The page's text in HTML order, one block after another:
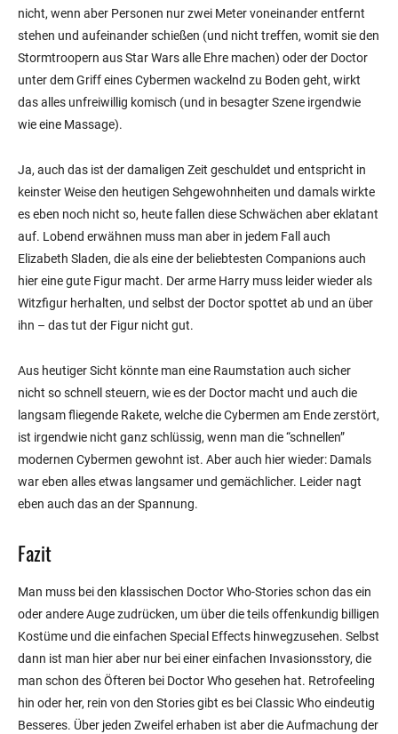
nicht, wenn aber Personen nur zwei Meter voneinander entfernt
stehen und aufeinander schießen (und nicht treffen, womit sie den
Stormtroopern aus Star Wars alle Ehre machen) oder der Doctor
unter dem Griff eines Cybermen wackelnd zu Boden geht, wirkt
das alles unfreiwillig komisch (und in besagter Szene irgendwie
wie eine Massage).
Ja, auch das ist der damaligen Zeit geschuldet und entspricht in
keinster Weise den heutigen Sehgewohnheiten und damals wirkte
es eben noch nicht so, heute fallen diese Schwächen aber eklatant
auf. Lobend erwähnen muss man aber in jedem Fall auch
Elizabeth Sladen, die als eine der beliebtesten Companions auch
hier eine gute Figur macht. Der arme Harry muss leider wieder als
Witzfigur herhalten, und selbst der Doctor spottet ab und an über
ihn – das tut der Figur nicht gut.
Aus heutiger Sicht könnte man eine Raumstation auch sicher
nicht so schnell steuern, wie es der Doctor macht und auch die
langsam fliegende Rakete, welche die Cybermen am Ende zerstört,
ist irgendwie nicht ganz schlüssig, wenn man die “schnellen”
modernen Cybermen gewohnt ist. Aber auch hier wieder: Damals
war eben alles etwas langsamer und gemächlicher. Leider nagt
eben auch das an der Spannung.
Fazit
Man muss bei den klassischen Doctor Who-Stories schon das ein
oder andere Auge zudrücken, um über die teils offenkundig billigen
Kostüme und die einfachen Special Effects hinwegzusehen. Selbst
dann ist man hier aber nur bei einer einfachen Invasionsstory, die
man schon des Öfteren bei Doctor Who gesehen hat. Retrofeeling
hin oder her, rein von den Stories gibt es bei Classic Who eindeutig
Besseres. Über jeden Zweifel erhaben ist aber die Aufmachung der